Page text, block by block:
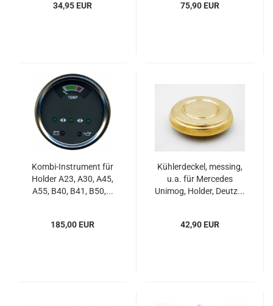
34,95 EUR 75,90 EUR
Kombi-Instrument für
Holder A23, A30, A45,
A55, B40, B41, B50,...
185,00 EUR
Kühlerdeckel, messing,
u.a. für Mercedes
Unimog, Holder, Deutz...
42,90 EUR